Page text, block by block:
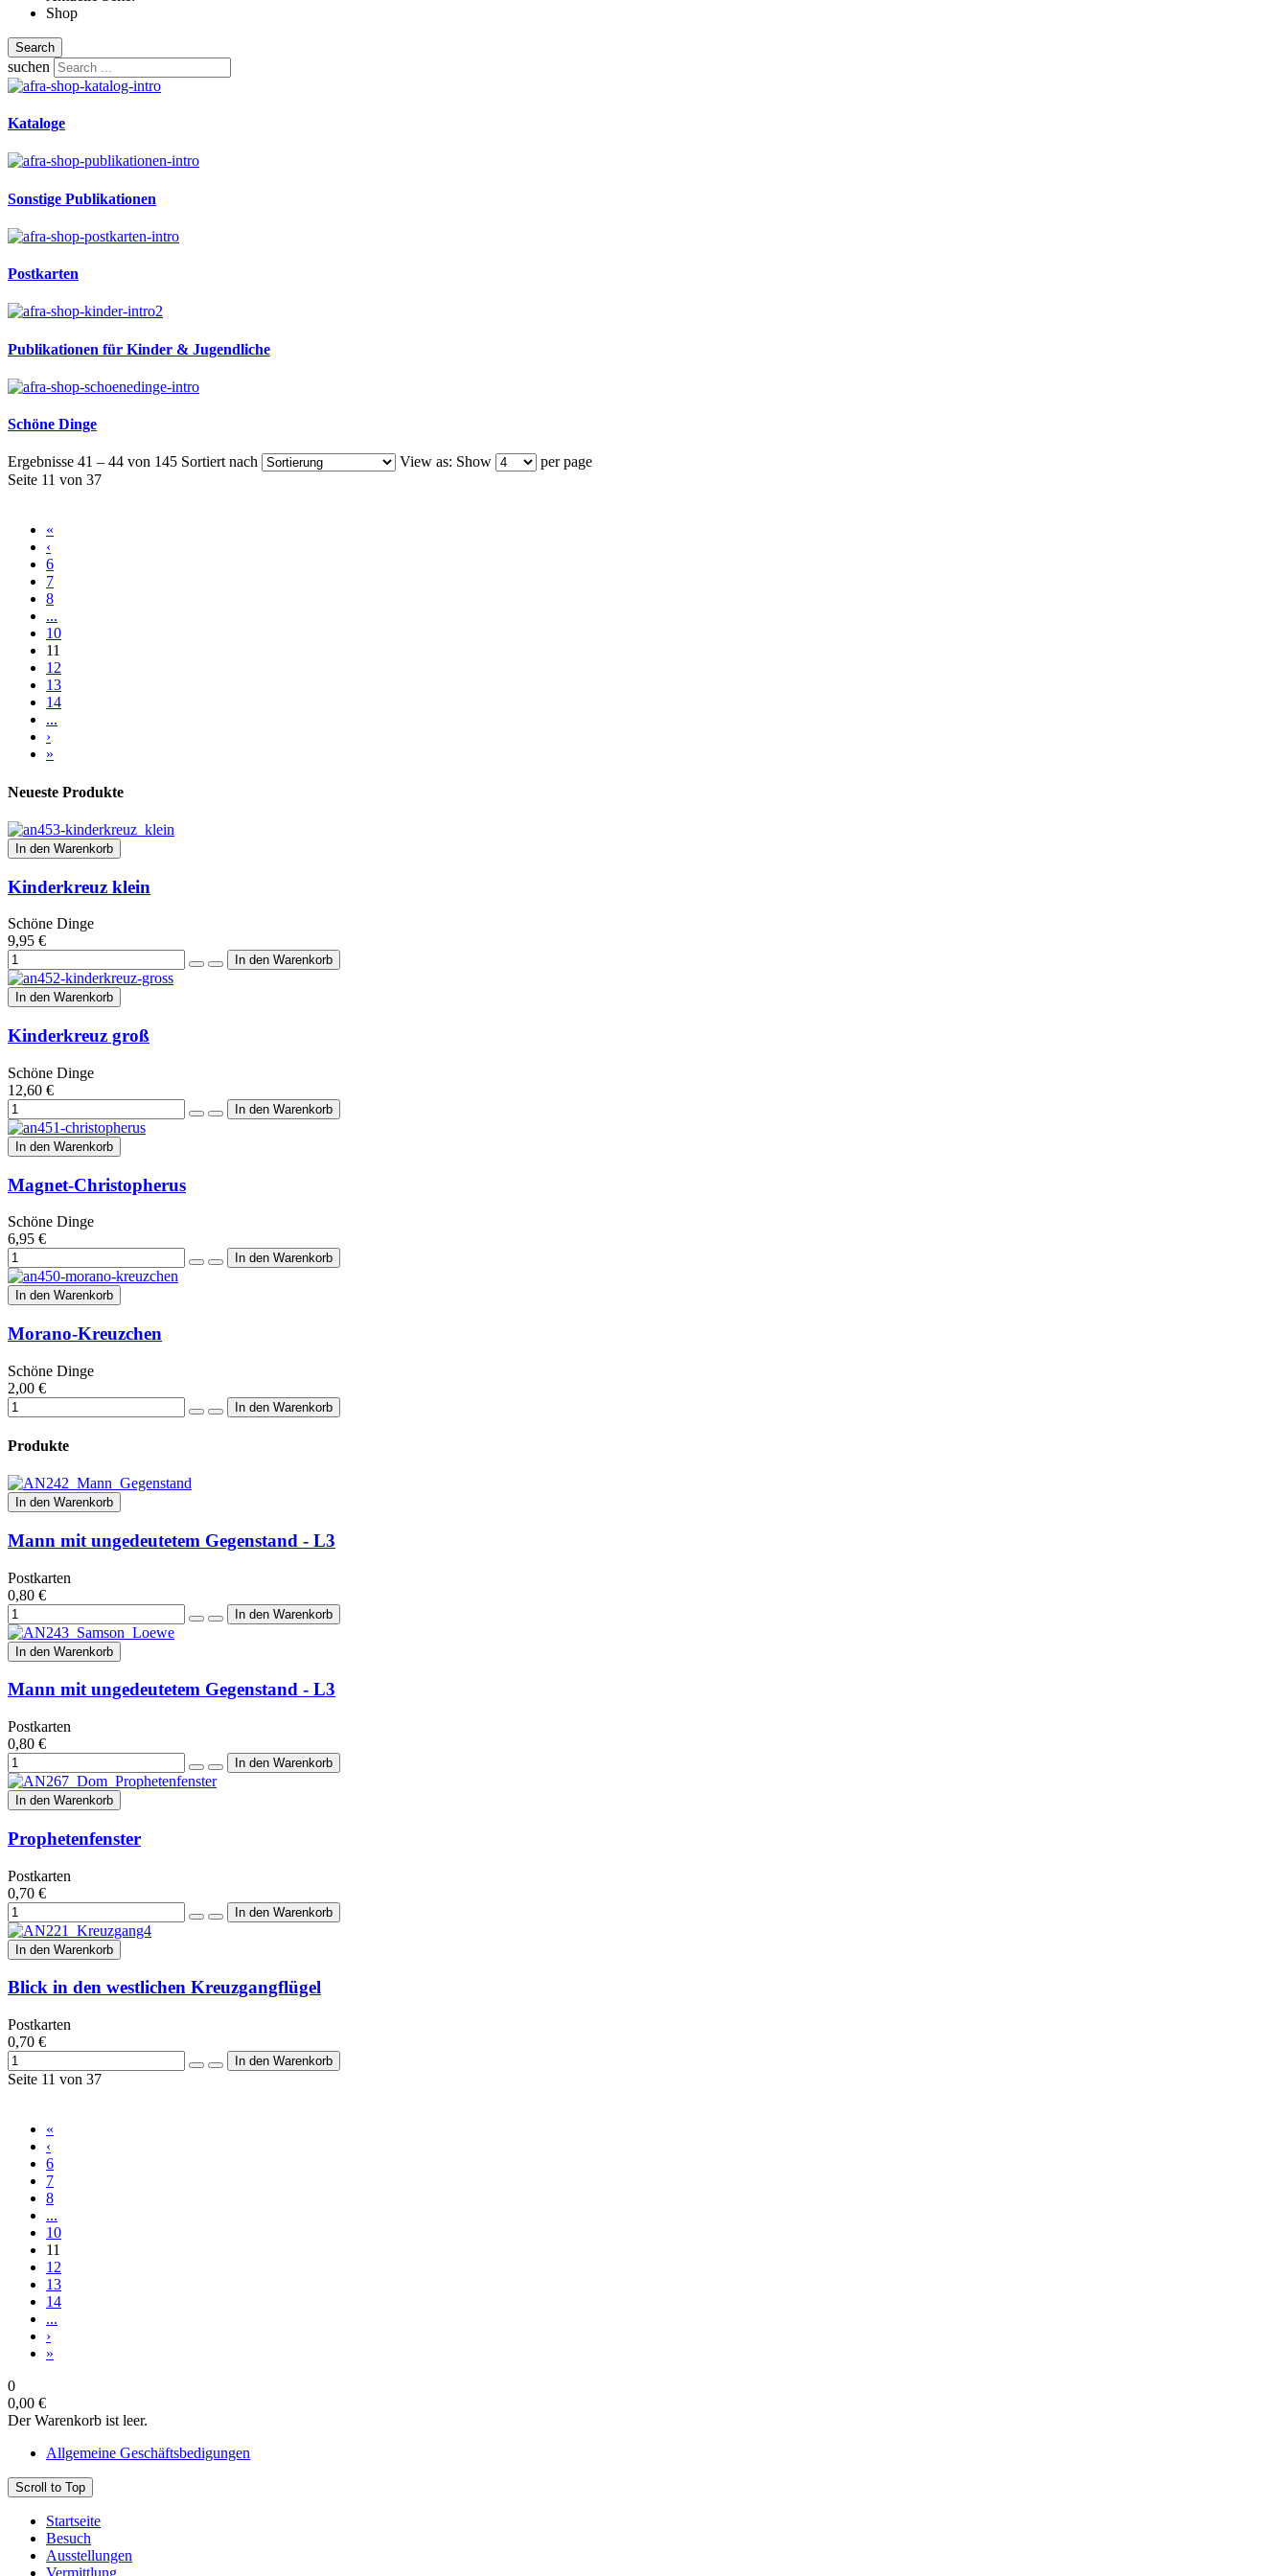
Shop
Search
suchen
Kataloge
Sonstige Publikationen
Postkarten
Publikationen für Kinder & Jugendliche
Schöne Dinge
Ergebnisse 41 – 44 von 145 Sortiert nach View as: Show
per page
Seite 11 von 37
«
‹
6
7
8
...
10
11
12
13
14
...
›
»
Neueste Produkte
In den Warenkorb
Kinderkreuz klein
Schöne Dinge
9,95 €
In den Warenkorb
Kinderkreuz groß
Schöne Dinge
12,60 €
In den Warenkorb
Magnet-Christopherus
Schöne Dinge
6,95 €
In den Warenkorb
Morano-Kreuzchen
Schöne Dinge
2,00 €
Produkte
In den Warenkorb
Mann mit ungedeutetem Gegenstand - L3
Postkarten
0,80 €
In den Warenkorb
Mann mit ungedeutetem Gegenstand - L3
Postkarten
0,80 €
In den Warenkorb
Prophetenfenster
Postkarten
0,70 €
In den Warenkorb
Blick in den westlichen Kreuzgangflügel
Postkarten
0,70 €
Seite 11 von 37
«
‹
6
7
8
...
10
11
12
13
14
...
›
»
0
0,00 €
Der Warenkorb ist leer.
Allgemeine Geschäftsbedigungen
Scroll to Top
Startseite
Besuch
Ausstellungen
Vermittlung